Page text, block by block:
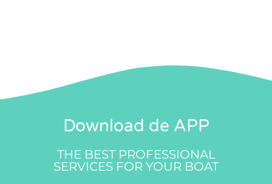
Download de APP
THE BEST PROFESSIONAL
SERVICES FOR YOUR BOAT